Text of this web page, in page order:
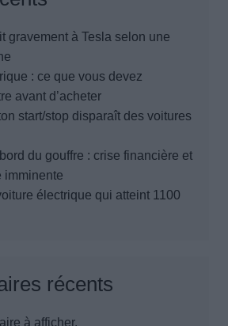
gravement à Tesla selon une
: ce que vous devez
avant d’acheter
start/stop disparaît des voitures
du gouffre : crise financière et
imminente
électrique qui atteint 1100
récents
à afficher.